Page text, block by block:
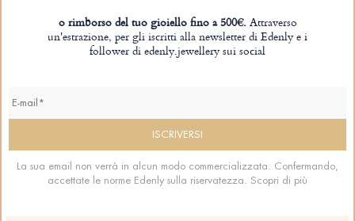
o rimborso del tuo gioiello fino a 500€.Attraverso
un'estrazione, per gli iscritti alla newsletter di Edenly e i
follower di edenly.jewellery sui social
La sua email non verrà in alcun modo commercializzata. Confermando,
accettate le norme Edenly sulla riservatezza. Scopri di più